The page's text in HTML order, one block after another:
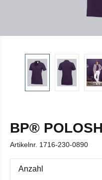
BP®
Artikelnr. 1716-230-0890
Anzahl